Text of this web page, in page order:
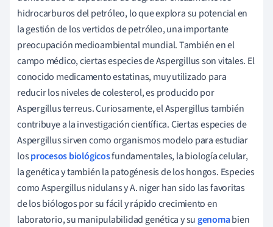
hidrocarburos del petróleo, lo que explora su potencial en
la gestión de los vertidos de petróleo, una importante
preocupación medioambiental mundial. También en el
campo médico, ciertas especies de Aspergillus son vitales. El
conocido medicamento estatinas, muy utilizado para
reducir los niveles de colesterol, es producido por
Aspergillus terreus. Curiosamente, el Aspergillus también
contribuye a la investigación científica. Ciertas especies de
Aspergillus sirven como organismos modelo para estudiar
losprocesos biológicosfundamentales, la biología celular,
la genética y también la patogénesis de los hongos. Especies
como Aspergillus nidulans y A. niger han sido las favoritas
de los biólogos por su fácil y rápido crecimiento en
laboratorio, su manipulabilidad genética y su genomabien